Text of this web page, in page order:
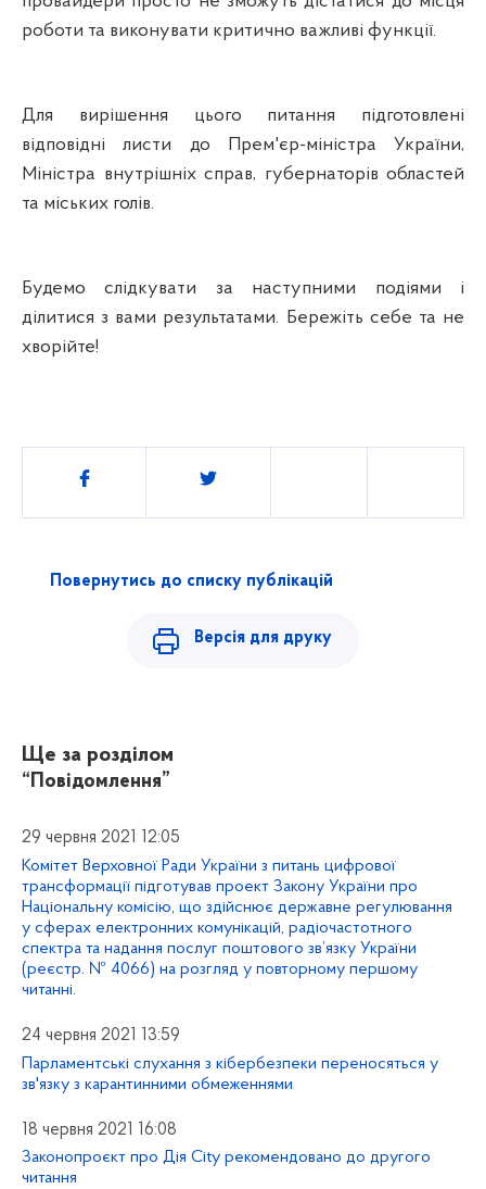
роботи та виконувати критично важливі функції.
Для вирішення цього питання підготовлені
відповідні листи до Прем'єр-міністра України,
Міністра внутрішніх справ, губернаторів областей
та міських голів.
Будемо слідкувати за наступними подіями і
ділитися з вами результатами. Бережіть себе та не
хворійте!
Поділитись
Повернутись до списку публікацій
Версія для друку
Ще за розділом
“Повідомлення”
29 червня 2021 12:05
Комітет Верховної Ради України з питань цифрової
трансформації підготував проект Закону України про
Національну комісію, що здійснює державне регулювання
у сферах електронних комунікацій, радіочастотного
спектра та надання послуг поштового зв’язку України
(реєстр. № 4066) на розгляд у повторному першому
читанні.
24 червня 2021 13:59
Парламентські слухання з кібербезпеки переносяться у
зв'язку з карантинними обмеженнями
18 червня 2021 16:08
Законопроєкт про Дія City рекомендовано до другого
читання